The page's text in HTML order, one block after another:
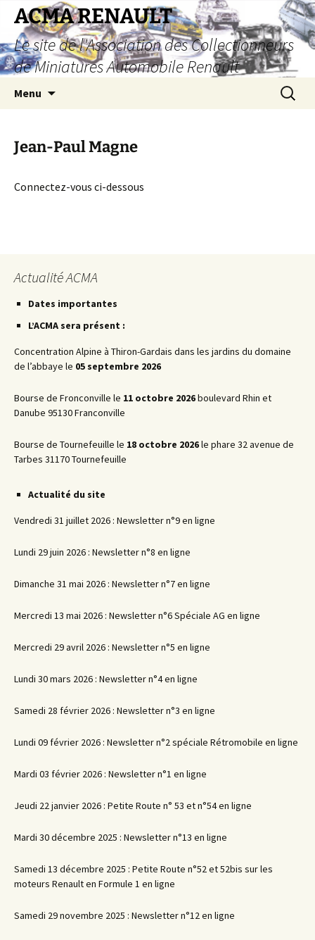
Aller
contenu
ACMA RENAULT
Le site de l'Association des Collectionneurs
de Miniatures Automobile Renault
Menu
Jean-Paul Magne
Connectez-vous ci-dessous
Actualité ACMA
Dates importantes
L’ACMA sera présent :
Concentration Alpine à Thiron-Gardais dans les jardins du domaine
de l’abbaye le 05 septembre 2026
Bourse de Fronconville le 11 octobre 2026boulevard Rhin et
Danube 95130 Franconville
Bourse de Tournefeuille le 18 octobre 2026le phare 32 avenue de
Tarbes 31170 Tournefeuille
Actualité du site
Vendredi 31 juillet 2026 : Newsletter n°9 en ligne
Lundi 29 juin 2026 : Newsletter n°8 en ligne
Dimanche 31 mai 2026 : Newsletter n°7 en ligne
Mercredi 13 mai 2026 : Newsletter n°6 Spéciale AG en ligne
Mercredi 29 avril 2026 : Newsletter n°5 en ligne
Lundi 30 mars 2026 : Newsletter n°4 en ligne
Samedi 28 février 2026 : Newsletter n°3 en ligne
Lundi 09 février 2026 : Newsletter n°2 spéciale Rétromobile en ligne
Mardi 03 février 2026 : Newsletter n°1 en ligne
Jeudi 22 janvier 2026 : Petite Route n° 53 et n°54 en ligne
Mardi 30 décembre 2025 : Newsletter n°13 en ligne
Samedi 13 décembre 2025 : Petite Route n°52 et 52bis sur les
moteurs Renault en Formule 1 en ligne
Samedi 29 novembre 2025 : Newsletter n°12 en ligne